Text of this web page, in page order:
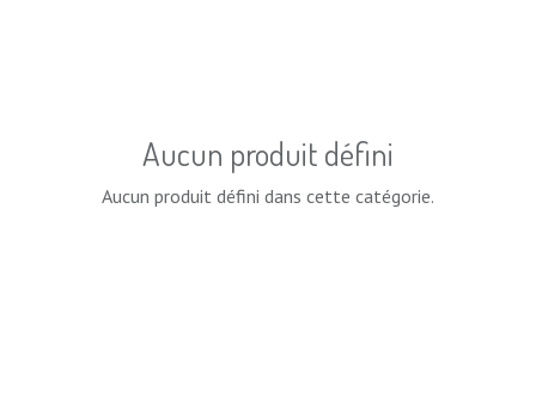
Aucun produit défini
Aucun produit défini dans cette catégorie.